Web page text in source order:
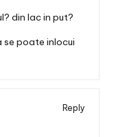
din lac in put?
se poate inlocui
Reply